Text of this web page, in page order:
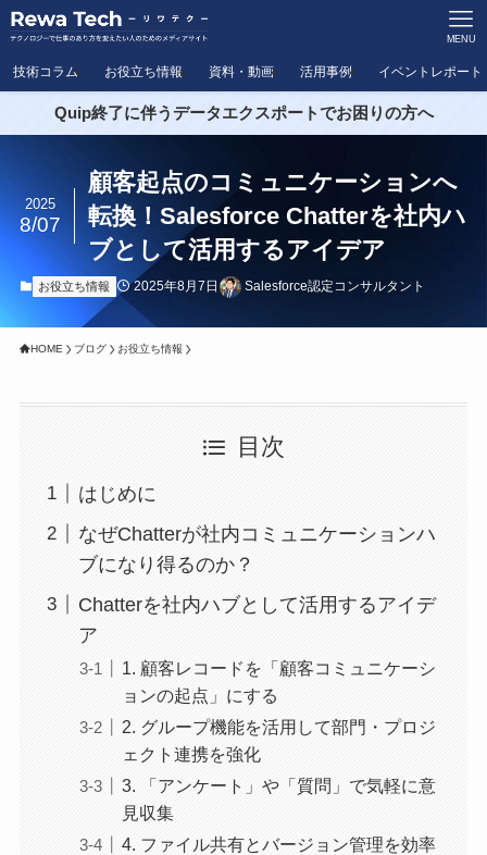
MENU
技術コラム お役立ち情報 資料・動画 活用事例 イベントレポート
Quip終了に伴うデータエクスポートでお困りの方へ
顧客起点のコミュニケーションへ
転換！Salesforce Chatterを社内ハ
ブとして活用するアイデア
2025
8/07
お役立ち情報 2025年8月7日 Salesforce認定コンサルタント
HOME ブログ お役立ち情報
目次
はじめに
なぜChatterが社内コミュニケーションハ
ブになり得るのか？
Chatterを社内ハブとして活用するアイデ
ア
1. 顧客レコードを「顧客コミュニケーシ
ョンの起点」にする
2. グループ機能を活用して部門・プロジ
ェクト連携を強化
3. 「アンケート」や「質問」で気軽に意
見収集
4. ファイル共有とバージョン管理を効率